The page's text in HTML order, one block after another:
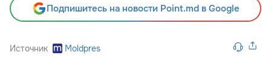
Подпишитесь на новости Point.md в Google
Источник Moldpres